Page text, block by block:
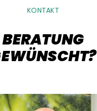
KONTAKT
BERATUNG